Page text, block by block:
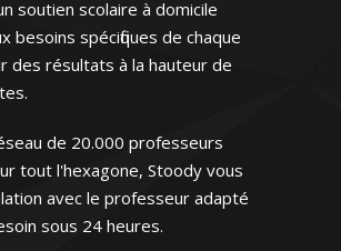
bon contact, identifie
facilement les lacunes de
l'enfant. Très bonne
pédagogie ce qui facilite
l'apprentissage.
très agréable et
mathématiques – Bordeaux
Ingénieur de formation, je possède une
grande expérience en tant que
professeur de cours particuliers à
soutien scolaire à domicile
besoins spécifiques de chaque
des résultats à la hauteur de
de 20.000 professeurs
tout l'hexagone, Stoody vous
avec le professeur adapté
sous 24 heures.